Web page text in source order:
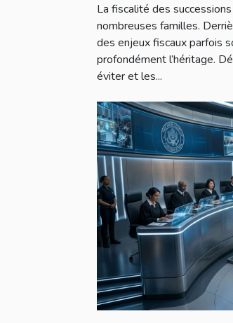
La fiscalité des
nombreuses familles.
des enjeux fiscaux parfois
profondément l’héritage.
éviter et les...